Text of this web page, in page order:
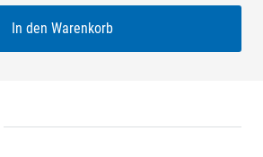
In den Warenkorb